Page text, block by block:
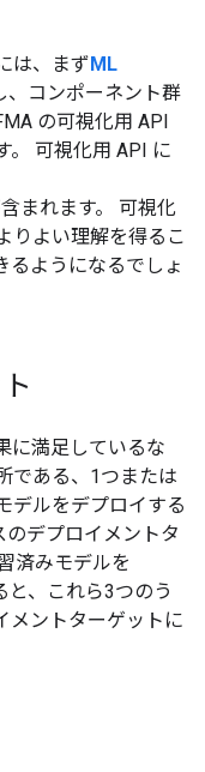
は、まずML
、コンポーネント群
の可視化用 API
。 可視化用 API に
まれます。 可視化
りよい理解を得るこ
るようになるでしょ
に満足しているな
である、1つまたは
デルをデプロイする
のデプロイメントタ
済みモデルを
、これら3つのう
メントターゲットに